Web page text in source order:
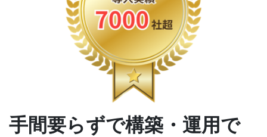
手間要らずで構築・運用で